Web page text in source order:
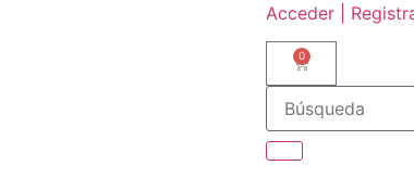
Acceder |
0